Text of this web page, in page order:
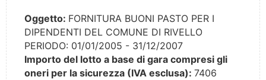
Oggetto: FORNITURA BUONI PASTO PER I
DIPENDENTI DEL COMUNE DI RIVELLO
PERIODO: 01/01/2005 - 31/12/2007
Importo del lotto a base di gara compresi gli
oneri per la sicurezza (IVA esclusa): 7406